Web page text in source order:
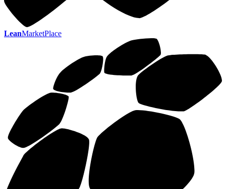
LeanMarketPlace